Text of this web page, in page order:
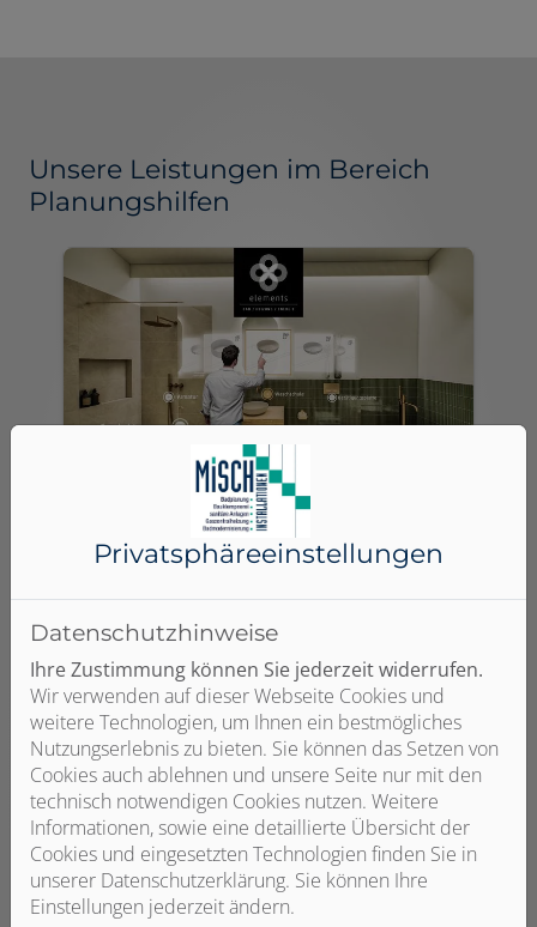
Unsere Leistungen im Bereich
Planungshilfen
Virtueller Showroom
Next Level der digitalen
Badkonfiguration - Erwecken Sie Ihre
Visualisierungen zum Leben.
Weiterlesen
Privatsphäre­einstellungen
Datenschutzhinweise
Ihre Zustimmung können Sie jederzeit widerrufen.
Wir verwenden auf dieser Webseite Cookies und
weitere Technologien, um Ihnen ein bestmögliches
Nutzungserlebnis zu bieten. Sie können das Setzen von
Cookies auch ablehnen und unsere Seite nur mit den
technisch notwendigen Cookies nutzen. Weitere
Informationen, sowie eine detaillierte Übersicht der
Cookies und eingesetzten Technologien finden Sie in
unserer Datenschutzerklärung. Sie können Ihre
Einstellungen jederzeit ändern.